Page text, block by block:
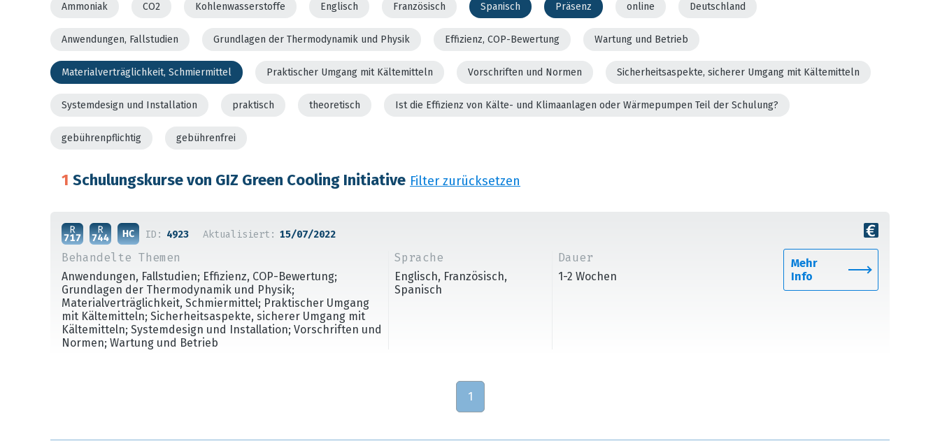
Ammoniak CO2 Kohlenwasserstoffe Englisch Französisch Spanisch Präsenz online Deutschland
Anwendungen, Fallstudien Grundlagen der Thermodynamik und Physik Effizienz, COP-Bewertung Wartung und Betrieb
Materialverträglichkeit, Schmiermittel Praktischer Umgang mit Kältemitteln Vorschriften und Normen Sicherheitsaspekte, sicherer Umgang mit Kältemitteln
Systemdesign und Installation praktisch theoretisch Ist die Effizienz von Kälte- und Klimaanlagen oder Wärmepumpen Teil der Schulung?
gebührenpflichtig gebührenfrei
1 Schulungskurse von GIZ Green Cooling Initiative Filter zurücksetzen
ID: 4923 Aktualisiert: 15/07/2022
Behandelte Themen
Anwendungen, Fallstudien; Effizienz, COP-Bewertung;
Grundlagen der Thermodynamik und Physik;
Materialverträglichkeit, Schmiermittel; Praktischer Umgang
mit Kältemitteln; Sicherheitsaspekte, sicherer Umgang mit
Kältemitteln; Systemdesign und Installation; Vorschriften und
Normen; Wartung und Betrieb
Sprache
Englisch, Französisch,
Spanisch
Dauer
1-2 Wochen
Mehr
Info
1